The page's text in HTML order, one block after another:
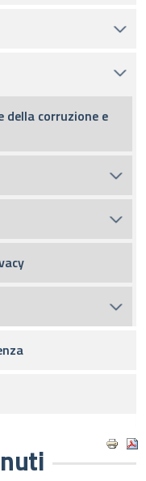
della corruzione e